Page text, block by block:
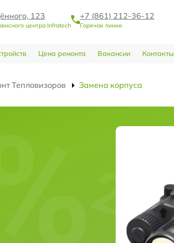
123
центра Infratech
+7 (861) 212-36-12
Горячая линия
Цена ремонта Вакансии Контакты
Тепловизоров Замена корпуса